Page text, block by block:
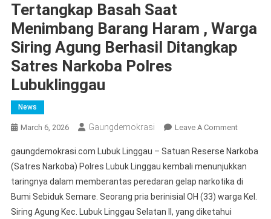
Tertangkap Basah Saat
Menimbang Barang Haram , Warga
Siring Agung Berhasil Ditangkap
Satres Narkoba Polres
Lubuklinggau
News
March 6, 2026 Gaungdemokrasi Leave A CommentOn
Basah
Saat
Barang
gaungdemokrasi.com Lubuk Linggau – Satuan Reserse Narkoba
(Satres Narkoba) Polres Lubuk Linggau kembali menunjukkan
taringnya dalam memberantas peredaran gelap narkotika di
Bumi Sebiduk Semare. Seorang pria berinisial OH (33) warga Kel.
Siring Agung Kec. Lubuk Linggau Selatan II, yang diketahui